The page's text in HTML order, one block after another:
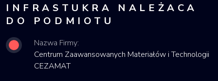
INFRASTUKRA NALEŻACA
DO PODMIOTU
Nazwa Firmy:
Centrum Zaawansowanych Materiałów i Technologii
CEZAMAT